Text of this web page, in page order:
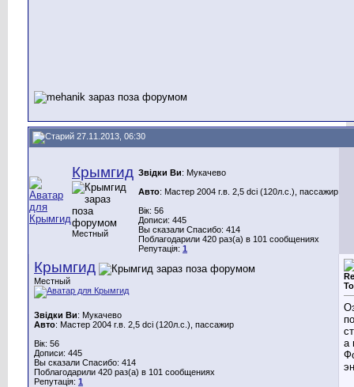
27.11.2013, 06:30
Крымгид
Местный
Звідки Ви: Мукачево
Авто: Мастер 2004 г.в. 2,5 dci (120л.с.), пассажир
Вік: 56
Дописи: 445
Вы сказали Спасибо: 414
Поблагодарили 420 раз(а) в 101 сообщениях
Репутація: 1
Крымгид
Местный
Звідки Ви: Мукачево
Авто: Мастер 2004 г.в. 2,5 dci (120л.с.), пассажир
Вік: 56
Дописи: 445
Вы сказали Спасибо: 414
Поблагодарили 420 раз(а) в 101 сообщениях
Репутація: 1
по
а